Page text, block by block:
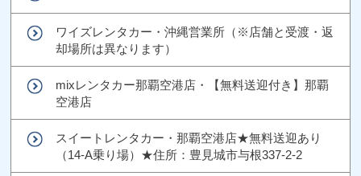
ワイズレンタカー・沖縄営業所（※店舗と受渡・返
却場所は異なります）
mixレンタカー那覇空港店・【無料送迎付き】那覇
空港店
スイートレンタカー・那覇空港店★無料送迎あり
（14-A乗り場）★住所：豊見城市与根337-2-2